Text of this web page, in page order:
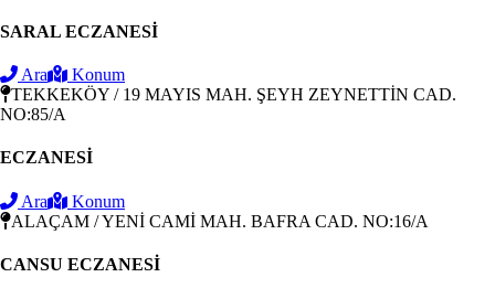
SARAL ECZANESİ
Ara
Konum
TEKKEKÖY / 19 MAYIS MAH. ŞEYH ZEYNETTİN CAD.
NO:85/A
ECZANESİ
Ara
Konum
ALAÇAM / YENİ CAMİ MAH. BAFRA CAD. NO:16/A
CANSU ECZANESİ